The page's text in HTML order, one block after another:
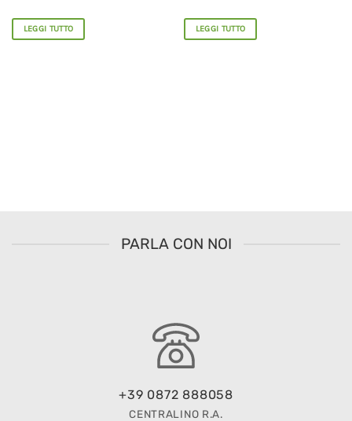
LEGGI TUTTO LEGGI TUTTO
PARLA CON NOI
+39 0872 888058
CENTRALINO R.A.